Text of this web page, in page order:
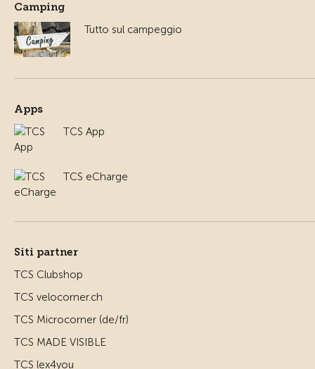
Camping
Tutto sul campeggio
Apps
TCS App
TCS eCharge
Siti partner
TCS Clubshop
TCS velocorner.ch
TCS Microcorner (de/fr)
TCS MADE VISIBLE
TCS lex4you